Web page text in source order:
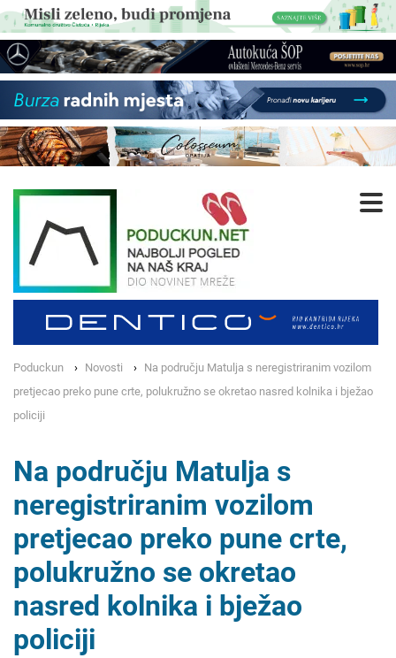
Poduckun Novosti
Na području Matulja s neregistriranim vozilom
pretjecao preko pune crte, polukružno se okretao nasred kolnika i bježao
policiji
Na području Matulja s
neregistriranim vozilom
pretjecao preko pune crte,
polukružno se okretao
nasred kolnika i bježao
policiji